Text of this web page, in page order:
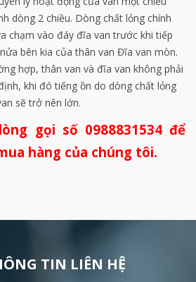
dòng 2 chiều. Dòng chất lỏng chính
chạm vào đáy đĩa van trước khi tiếp
bên kia của thân van Đĩa van mòn.
hợp, thân van và đĩa van không phải
khi đó tiếng ồn do dòng chất lỏng
sẽ trở nên lớn.
gọi số 0988831534 để
hàng của chúng tôi.
TIN LIÊN HỆ